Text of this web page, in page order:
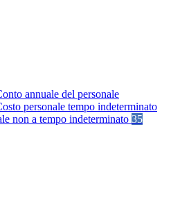
annuale del personale
personale tempo indeterminato
non a tempo indeterminato 35